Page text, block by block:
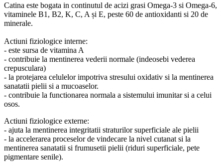
Catina este bogata in continutul de acizi grasi Omega-3 si Omega-6,
vitaminele B1, B2, K, C, A și E, peste 60 de antioxidanti si 20 de
minerale.
Actiuni fiziologice interne:
- este sursa de vitamina A
- contribuie la mentinerea vederii normale (indeosebi vederea
crepusculara)
- la protejarea celulelor impotriva stresului oxidativ si la mentinerea
sanatatii pielii si a mucoaselor.
- contribuie la functionarea normala a sistemului imunitar si a celui
osos.
Actiuni fiziologice externe:
- ajuta la mentinerea integritatii straturilor superficiale ale pielii
- la accelerarea proceselor de vindecare la nivel cutanat si la
mentinerea sanatatii si frumusetii pielii (riduri superficiale, pete
pigmentare senile).